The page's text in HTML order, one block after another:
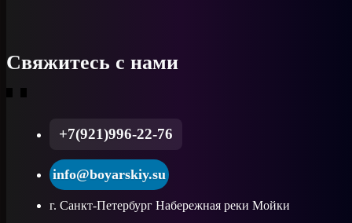
Свяжитесь с нами
+7(921)996-22-76
info@boyarskiy.su
г. Санкт-Петербург Набережная реки Мойки